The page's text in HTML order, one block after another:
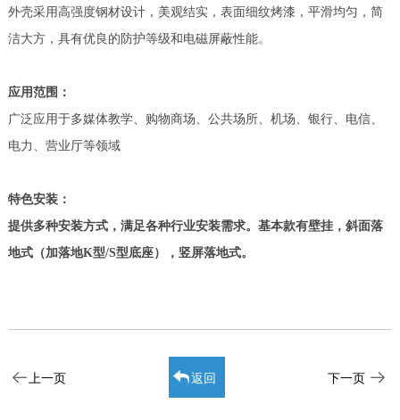
外壳采用高强度钢材设计，美观结实，表面细纹烤漆，平滑均匀，简
洁大方，具有优良的防护等级和电磁屏蔽性能。
应用范围 ：
广泛应用于多媒体教学、购物商场、公共场所、机场、银行、电信、
电力、营业厅等领域
特色安装：
提供多种安装方式，满足各种行业安装需求。基本款有壁挂，斜面落
地式（加落地K型/S型底座），竖屏落地式。
上一页 返回 下一页